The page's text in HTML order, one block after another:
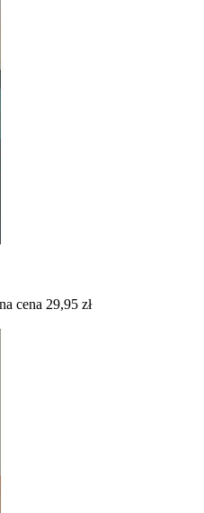
cena 29,95 zł